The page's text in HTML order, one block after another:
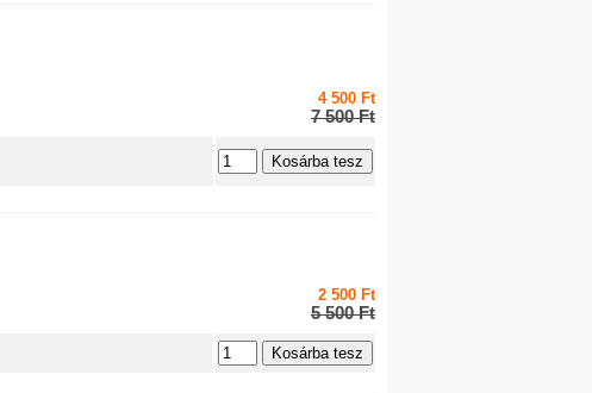
RENFE
4 500 Ft
7 500 Ft
2 500 Ft
5 500 Ft